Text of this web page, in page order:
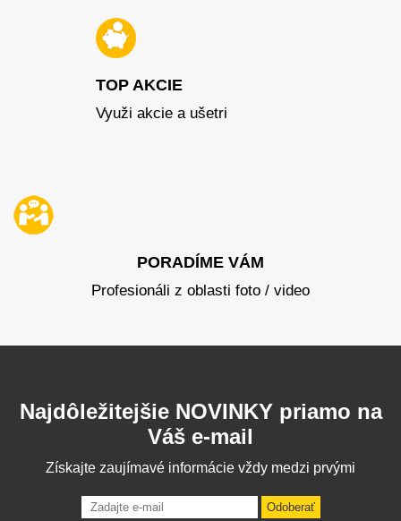
TOP AKCIE
Využi akcie a ušetri
PORADÍME VÁM
Profesionáli z oblasti foto / video
Najdôležitejšie NOVINKY priamo na
Váš e-mail
Získajte zaujímavé informácie vždy medzi prvými
Odoberať